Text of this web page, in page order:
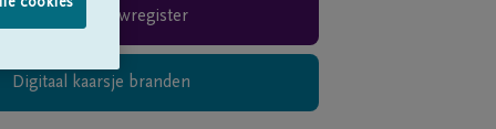
Rouwregister
Digitaal kaarsje branden
cookies